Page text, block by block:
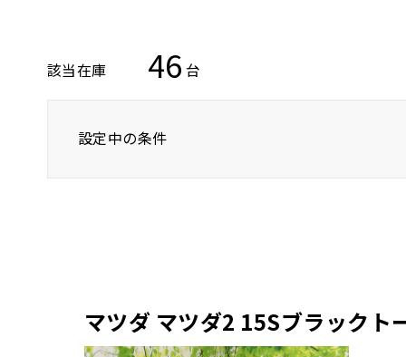
該当在庫 46 台
設定中の条件
マツダ マツダ2 15Sブラックト